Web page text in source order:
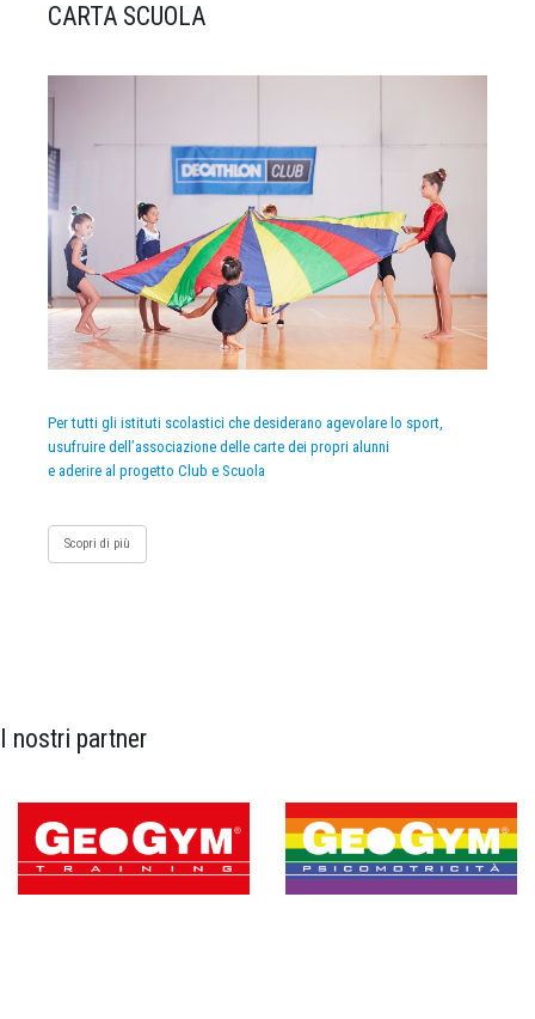
CARTA SCUOLA
Per tutti gli istituti scolastici che desiderano agevolare lo sport,
usufruire dell’associazione delle carte dei propri alunni
e aderire al progetto Club e Scuola
Scopri di più
I nostri partner